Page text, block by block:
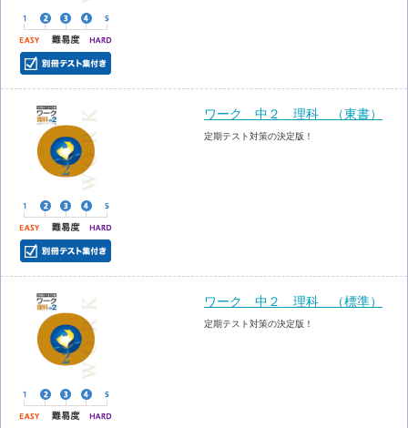
ワーク 中２ 理科 （東書）
定期テスト対策の決定版！
ワーク 中２ 理科 （標準）
定期テスト対策の決定版！